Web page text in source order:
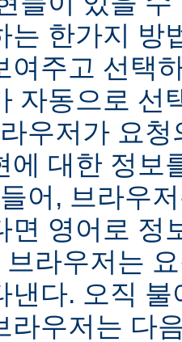
는 한가지 방
여주고 선택
자동으로 선
우저가 요
에 대한 정보
어, 브라우
면 영어로 정
브라우저는
낸다. 오직
라우저는 다